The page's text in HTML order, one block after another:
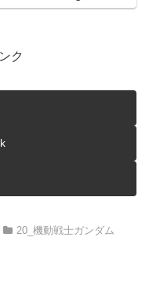
ク
20_機動戦士ガンダム